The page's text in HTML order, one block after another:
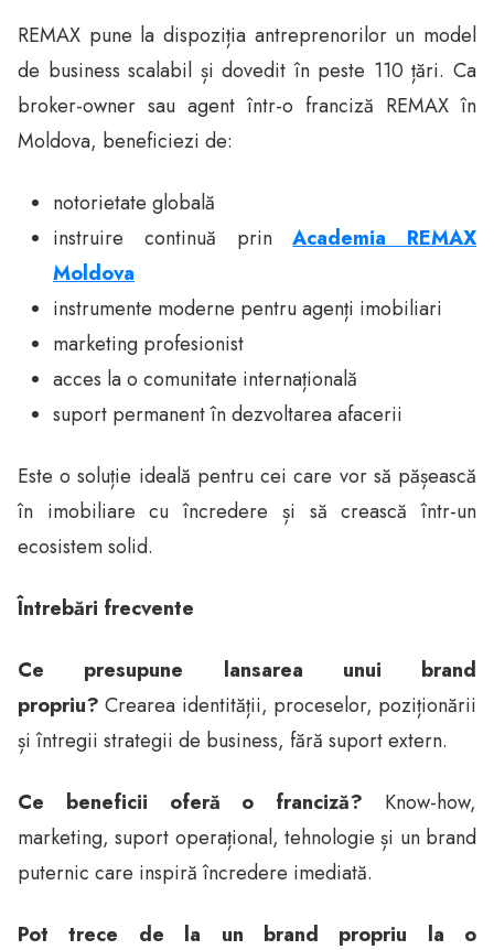
REMAX pune la dispoziția antreprenorilor un model
de business scalabil și dovedit în peste 110 țări. Ca
broker-owner sau agent într-o franciză REMAX în
Moldova, beneficiezi de:
notorietate globală
instruire continuă prinAcademia REMAX
Moldova
instrumente moderne pentru agenți imobiliari
marketing profesionist
acces la o comunitate internațională
suport permanent în dezvoltarea afacerii
Este o soluție ideală pentru cei care vor să pășească
în imobiliare cu încredere și să crească într-un
ecosistem solid.
Întrebări frecvente
Ce presupune lansarea unui brand
propriu?Crearea identității, proceselor, poziționării
și întregii strategii de business, fără suport extern.
Ce beneficii oferă o franciză? Know-how,
marketing, suport operațional, tehnologie și un brand
puternic care inspiră încredere imediată.
Pot trece de la un brand propriu la o